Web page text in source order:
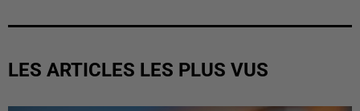
LES ARTICLES LES PLUS VUS